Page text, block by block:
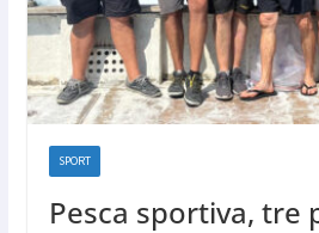
SPORT
Pesca sportiva, tre